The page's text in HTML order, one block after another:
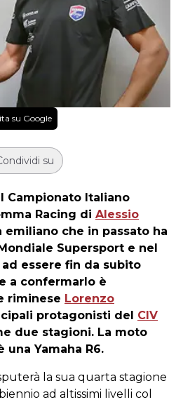
su Google
su
Campionato Italiano
Racing di Alessio
emiliano che in passato ha
Supersport e nel
ad essere fin da subito
a confermarlo è
riminese Lorenzo
protagonisti del CIV
due stagioni. La moto
Yamaha R6.
la sua quarta stagione
ad altissimi livelli col